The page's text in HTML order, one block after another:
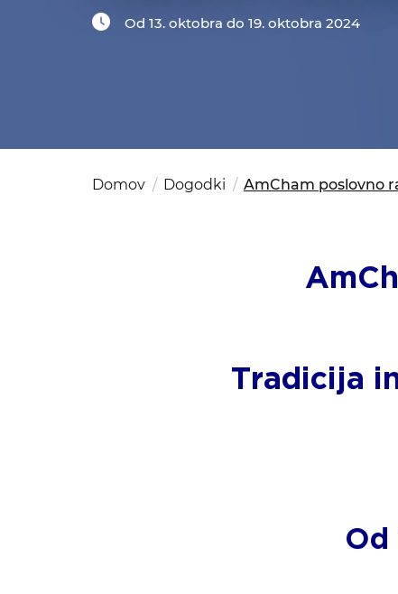
OSAC Ljubljana
Od 13. oktobra do 19. oktobra 2024
Domov Dogodki AmCham poslovno
Tradicija
Od